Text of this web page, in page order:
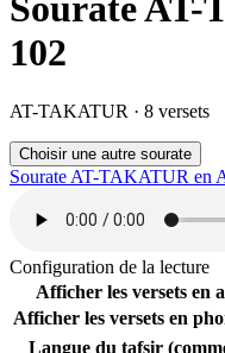
Sourate AT-
102
AT-TAKATUR · 8 versets
Choisir une autre sourate
Sourate AT-TAKATUR en
Configuration de la lecture
Afficher les versets en
Afficher les versets en
Langue du tafsir